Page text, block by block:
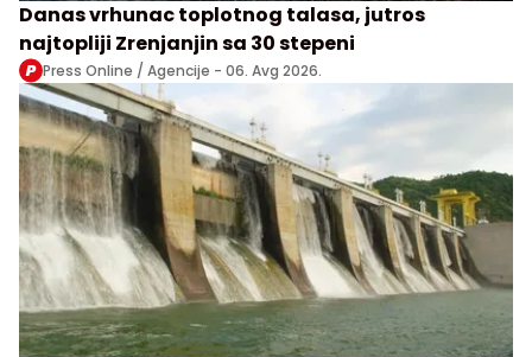
Danas vrhunac toplotnog talasa, jutros
najtopliji Zrenjanjin sa 30 stepeni
Press Online / Agencije - 06. Avg 2026.